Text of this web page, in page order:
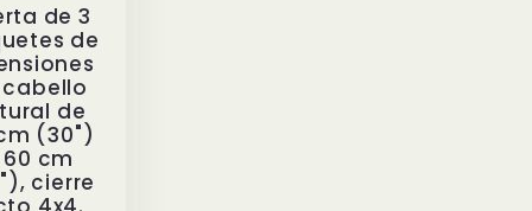
de 3
de
de
(30")
60 cm
cierre